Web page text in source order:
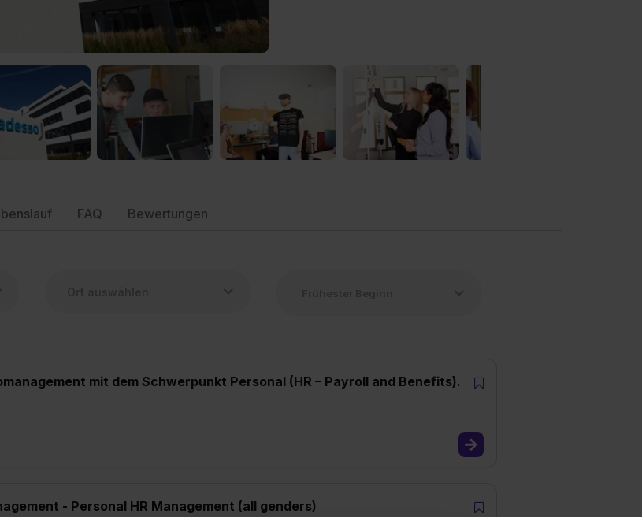
FAQ Bewertungen
mit dem Schwerpunkt Personal (HR – Payroll and Benefits).
- Personal HR Management (all genders)